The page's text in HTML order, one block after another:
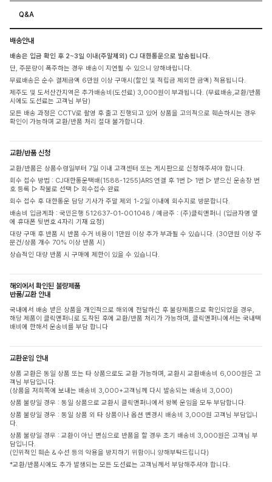
Q&A
배송안내
배송은 입금 확인 후 2~3일 이내(주말제외) CJ 대한통운으로 발송됩니다.
단, 주문량이 폭주하는 경우 배송이 지연될 수 있으니 양해바랍니다.
무료배송은 순수 결제금액 6만원 이상 구매시(할인 및 적립금 제외한 금액) 적용됩니다.
제주도 및 도서산간지역은 추가배송비(도선료) 3,000원이 부과됩니다. (무료배송,교환/반품
시에도 도선료는 고객님 부담)
모든 배송 과정은 CCTV로 촬영 후 출고 진행되고 있어 상품을 고의적으로 훼손하시는 경우
확인이 가능하며 교환/반품 처리 절대 불가합니다.
교환/반품 신청
교환/반품은 상품수령일부터 7일 이내 고객센터 또는 게시판으로 신청해주셔야 합니다.
회수 접수 방법 : CJ대한통운택배(1588-1255)ARS 연결 후 1번 ▷ 1번 ▷ 받으신 운송장 번
호 등록 ▷ 착불로 선택 ▷ 회수접수 완료
회수 접수 후 대한통운 담당 기사가 주말 제외 1-2일 이내에 회수지로 방문합니다.
배송비 입금계좌 : 국민은행 512637-01-001048 / 예금주 : (주)클릭앤퍼니 (입금자명 옆
에 휴대폰 뒷번호 4자리 기재 요청)
대량 구매 후 반품 시 반품 수거 비용이 1만원 이상 추가 부과될 수 있습니다. (30만원 이상 주
문건/상품 개수 70% 이상 반품 시)
상습적인 대량 반품 시 구매에 제한이 있을 수 있습니다.
해외에서 확인된 불량제품
반품/교환 안내
국내에서 배송 받은 상품을 개인적으로 해외에 전달하신 후 불량제품으로 확인되었을 경우,
해당 제품이 클릭앤퍼니로 도착된 후에 교환/반품 처리가 가능하며, 클릭앤퍼니에서는 국내택
배비에 한해서 운송비를 부담 합니다
교환운임 안내
상품 교환은 동일 상품 또는 타 상품으로도 교환 가능하며, 교환시 교환배송비 6,000원은 고
객님 부담입니다.
(상품을 저희쪽에 보내는 배송비 3,000+고객님께 다시 발송되는 배송비 3,000)
상품 불량일 경우 : 동일 상품으로 교환시 클릭앤퍼니에서 왕복 운임을 모두 부담합니다.
상품 불량일 경우 : 동일 상품 외 타 상품이나 옵션 변경시 배송비 3,000원 고객님 부담입니
다.
상품 불량일 경우 : 교환이 아닌 변심으로 반품을 할 경우 초기 배송비 3,000원은 고객님 부
담입니다.
(인위적인 훼손 & 수선 등의 악용을 방지하기 위함이니 양해부탁드립니다)
*교환/반품시에도 추가 발생되는 모든 도선료는 고객님께서 부담해주셔야 합니다.